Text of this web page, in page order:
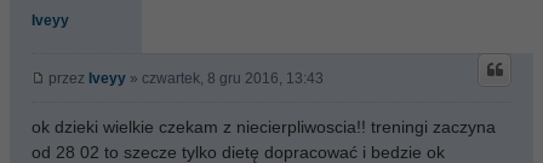
Iveyy
przez Iveyy » czwartek, 8 gru 2016, 13:43
ok dzieki wielkie czekam z niecierpliwoscia!! treningi zaczyna
od 28 02 to szecze tylko dietę dopracować i bedzie ok